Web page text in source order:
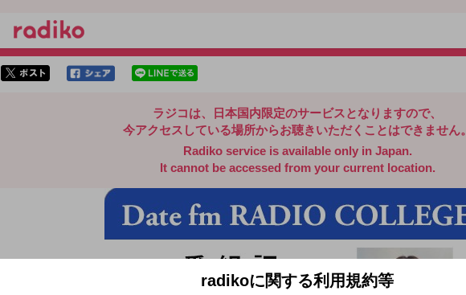
ラジコは、日本国内限定のサービスとなりますので、
今アクセスしている場所からお聴きいただくことはできません。
Radiko service is available only in Japan.
It cannot be accessed from your current location.
radikoに関する利用規約等